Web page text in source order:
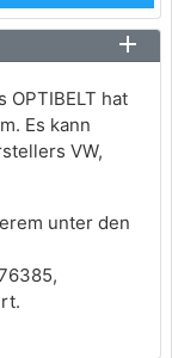
hat
Es kann
VW,
unter den